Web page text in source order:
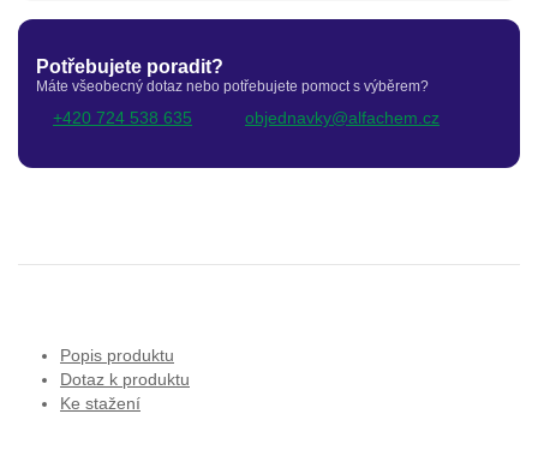
Potřebujete poradit?
Máte všeobecný dotaz nebo potřebujete pomoct s výběrem?
+420 724 538 635 objednavky@alfachem.cz
Popis produktu
Dotaz k produktu
Ke stažení